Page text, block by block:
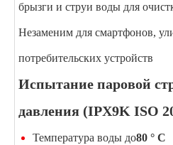
брызги и струи воды для
Незаменим для смартфонов,
потребительских устройств
Испытание паровой
давления (IPX9K ISO
Температура воды до80 ° С